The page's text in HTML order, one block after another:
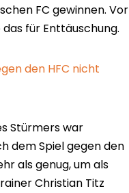
FC gewinnen. Vor
für Enttäuschung.
den HFC nicht
Stürmers war
dem Spiel gegen den
als genug, um als
Christian Titz